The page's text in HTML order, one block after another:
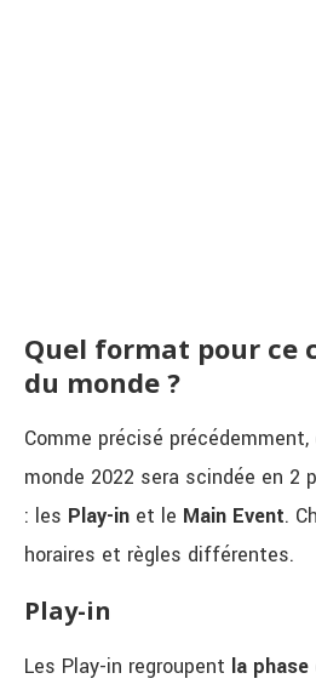
Quel format pour ce
du monde ?
Comme précisé
monde 2022 sera scindée en 2
: les Play-in et le Main Event.
horaires et règles différentes.
Play-in
Les Play-in regroupent la